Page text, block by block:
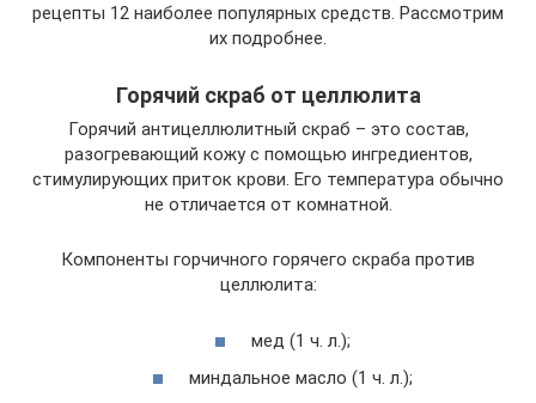
рецепты 12 наиболее популярных средств. Рассмотрим
их подробнее.
Горячий скраб от целлюлита
Горячий антицеллюлитный скраб – это состав,
разогревающий кожу с помощью ингредиентов,
стимулирующих приток крови. Его температура обычно
не отличается от комнатной.
Компоненты горчичного горячего скраба против
целлюлита:
мед (1 ч. л.);
миндальное масло (1 ч. л.);